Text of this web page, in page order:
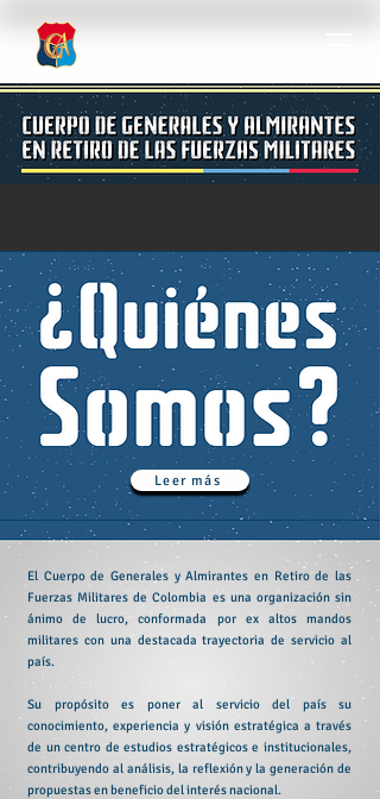
Leer más
El Cuerpo de Generales y Almirantes en Retiro de las
Fuerzas Militares de Colombia es una organización sin
ánimo de lucro, conformada por ex altos mandos
militares con una destacada trayectoria de servicio al
país.
Su propósito es poner al servicio del país su
conocimiento, experiencia y visión estratégica a través
de un centro de estudios estratégicos e institucionales,
contribuyendo al análisis, la reflexión y la generación de
propuestas en beneficio del interés nacional.